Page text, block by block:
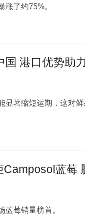
了约75%。
国 港口优势助
显著缩短运期，这对
蓝莓
莓销量榜首。